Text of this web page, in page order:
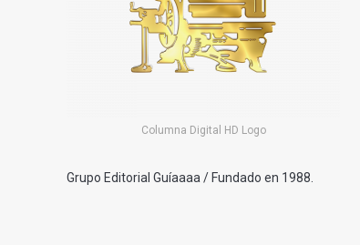
Columna Digital HD Logo
Grupo Editorial Guíaaaa / Fundado en 1988.